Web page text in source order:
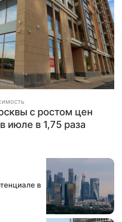
с ростом цен
июле в 1,75 раза
в